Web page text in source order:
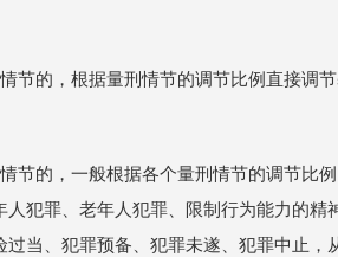
节的，根据量刑情节的调节比例直接调节
情节的，一般根据各个量刑情节的调节比
人犯罪、老年人犯罪、限制行为能力的
过当、犯罪预备、犯罪未遂、犯罪中止